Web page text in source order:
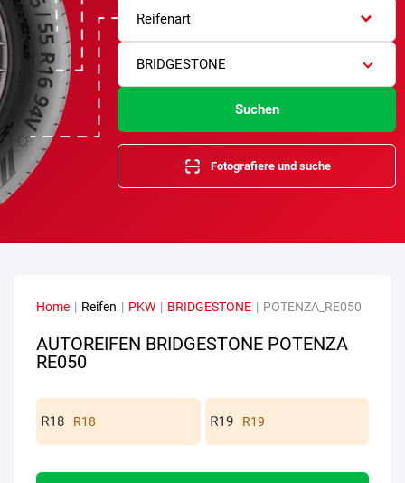
Reifenart
BRIDGESTONE
Suchen
Fotografiere und suche
Home | Reifen | PKW | BRIDGESTONE | POTENZA_RE050
AUTOREIFEN BRIDGESTONE POTENZA
RE050
R18 R19